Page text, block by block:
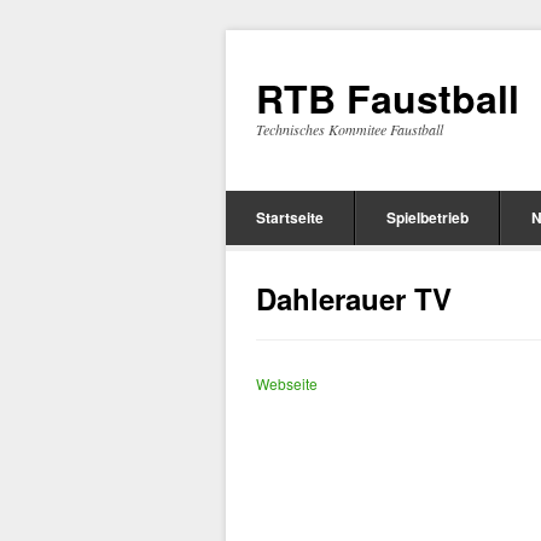
RTB Faustball
Technisches Kommitee Faustball
Startseite Spielbetrieb
Dahlerauer TV
Webseite